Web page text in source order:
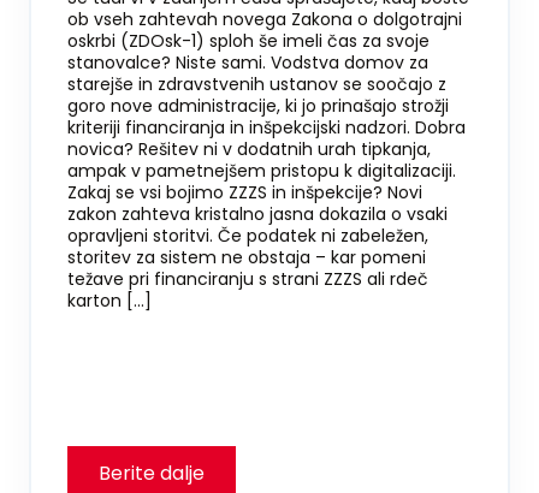
ob vseh zahtevah novega Zakona o dolgotrajni
oskrbi (ZDOsk-1) sploh še imeli čas za svoje
stanovalce? Niste sami. Vodstva domov za
starejše in zdravstvenih ustanov se soočajo z
goro nove administracije, ki jo prinašajo strožji
kriteriji financiranja in inšpekcijski nadzori. Dobra
novica? Rešitev ni v dodatnih urah tipkanja,
ampak v pametnejšem pristopu k digitalizaciji.
Zakaj se vsi bojimo ZZZS in inšpekcije? Novi
zakon zahteva kristalno jasna dokazila o vsaki
opravljeni storitvi. Če podatek ni zabeležen,
storitev za sistem ne obstaja – kar pomeni
težave pri financiranju s strani ZZZS ali rdeč
karton […]